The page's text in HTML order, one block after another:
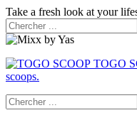
Take a fresh look at your
TOGO
scoops.